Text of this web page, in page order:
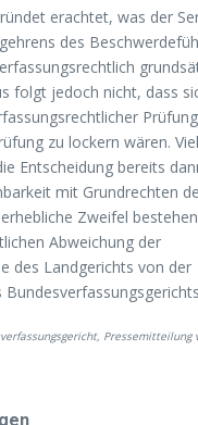
erachtet, was der
des
folgt jedoch nicht, dass
zu lockern wären.
Entscheidung bereits
mit Grundrechten
Zweifel
Abweichung der
des Landgerichts von der
Pressemitteilung